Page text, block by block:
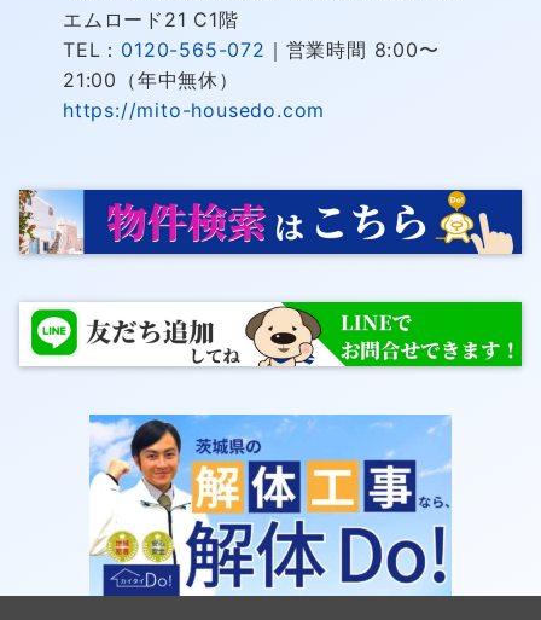
エムロード21 C1階
TEL： 0120-565-072 ｜営業時間 8:00〜
21:00（年中無休）
https://mito-housedo.com